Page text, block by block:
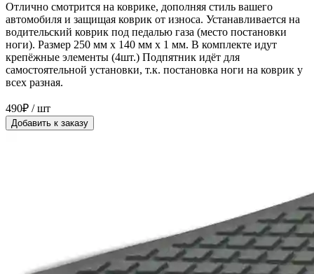
Отлично смотрится на коврике, дополняя стиль вашего
автомобиля и защищая коврик от износа. Устанавливается на
водительский коврик под педалью газа (место постановки
ноги). Размер 250 мм x 140 мм x 1 мм. В комплекте идут
крепёжные элементы (4шт.) Подпятник идёт для
самостоятельной установки, т.к. постановка ноги на коврик у
всех разная.
490₽ / шт
Добавить к заказу